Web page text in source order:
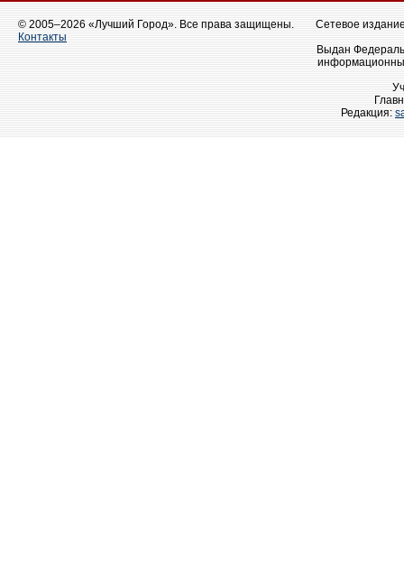
© 2005–2026 «Лучший Город». Все права защищены.
Контакты
Сетевое
Выдан
Редакция: